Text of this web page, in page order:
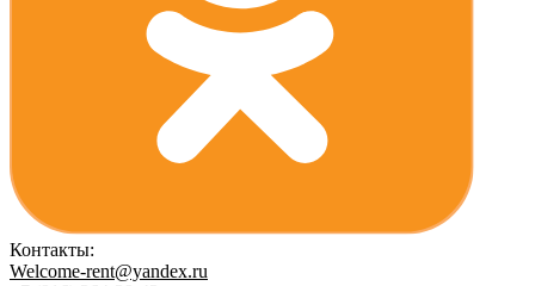
Контакты:
Welcome-rent@yandex.ru